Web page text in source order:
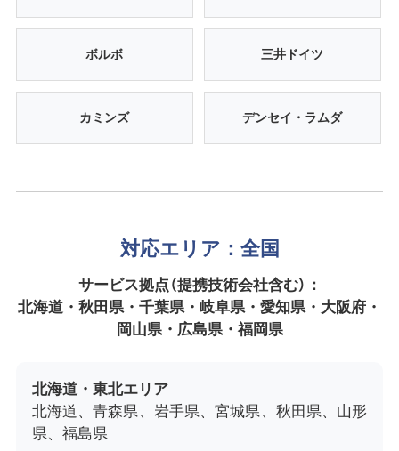
ボルボ 三井ドイツ
カミンズ デンセイ・ラムダ
対応エリア：全国
サービス拠点（提携技術会社含む）：
北海道・秋田県・千葉県・岐阜県・愛知県・大阪府・
岡山県・広島県・福岡県
北海道・東北エリア
北海道、青森県、岩手県、宮城県、秋田県、山形
県、福島県